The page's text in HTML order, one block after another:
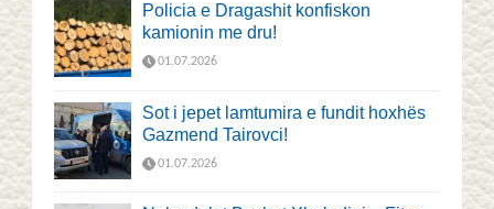
Policia e Dragashit konfiskon
kamionin me dru!
01.07.2026
Sot i jepet lamtumira e fundit hoxhës
Gazmend Tairovci!
01.07.2026